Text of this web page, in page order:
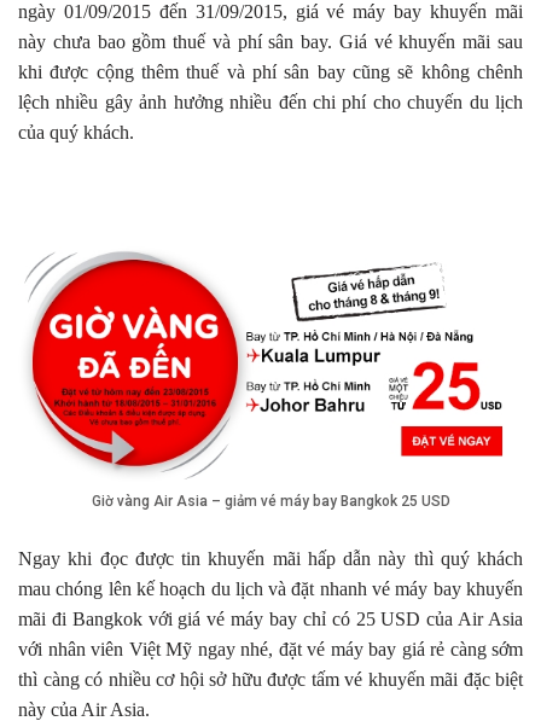
ngày 01/09/2015 đến 31/09/2015, giá vé máy bay khuyến mãi
này chưa bao gồm thuế và phí sân bay. Giá vé khuyến mãi sau
khi được cộng thêm thuế và phí sân bay cũng sẽ không chênh
lệch nhiều gây ảnh hưởng nhiều đến chi phí cho chuyến du lịch
của quý khách.
Giờ vàng Air Asia – giảm vé máy bay Bangkok 25 USD
Ngay khi đọc được tin khuyến mãi hấp dẫn này thì quý khách
mau chóng lên kế hoạch du lịch và đặt nhanh vé máy bay khuyến
mãi đi Bangkok với giá vé máy bay chỉ có 25 USD của Air Asia
với nhân viên Việt Mỹ ngay nhé, đặt vé máy bay giá rẻ càng sớm
thì càng có nhiều cơ hội sở hữu được tấm vé khuyến mãi đặc biệt
này của Air Asia.